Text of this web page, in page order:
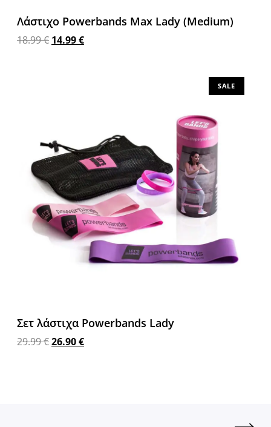
Λάστιχο Powerbands Max Lady (Medium)
18.99€ 14.99€
SALE
Σετ λάστιχα Powerbands Lady
29.99€26.90€